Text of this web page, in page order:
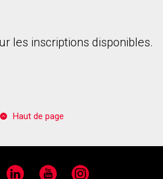
les inscriptions disponibles.
Haut de page